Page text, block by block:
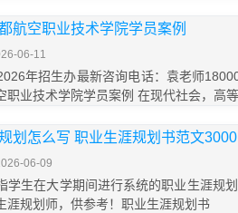
航空职业技术学院学员案例
06-11
年招生办最新咨询电话：袁老师
职业技术学院学员案例 在现代社会，高
划怎么写 职业生涯规划书范文
06-09
学生在大学期间进行系统的职业生涯规
涯规划师，供参考！职业生涯规划书